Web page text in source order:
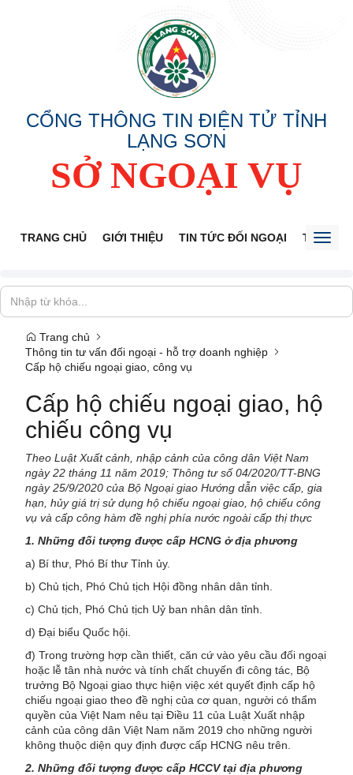
CỔNG THÔNG TIN ĐIỆN TỬ TỈNH
LẠNG SƠN
SỞ NGOẠI VỤ
TRANG CHỦ GIỚI THIỆU TIN TỨC ĐỐI NGOẠI THÔNG
Trang chủ
Thông tin tư vấn đối ngoại - hỗ trợ doanh nghiệp
Cấp hộ chiếu ngoại giao, công vụ
Cấp hộ chiếu ngoại giao, hộ
chiếu công vụ
Theo Luật Xuất cảnh, nhập cảnh của công dân Việt Nam
ngày 22 tháng 11 năm 2019; Thông tư số 04/2020/TT-BNG
ngày 25/9/2020 của Bộ Ngoại giao Hướng dẫn việc cấp, gia
hạn, hủy giá trị sử dụng hộ chiếu ngoại giao, hộ chiếu công
vụ và cấp công hàm đề nghị phía nước ngoài cấp thị thực
1. Những đối tượng được cấp HCNG ở địa phương
a) Bí thư, Phó Bí thư Tỉnh ủy.
b) Chủ tịch, Phó Chủ tịch Hội đồng nhân dân tỉnh.
c) Chủ tịch, Phó Chủ tịch Uỷ ban nhân dân tỉnh.
d) Đại biểu Quốc hội.
đ) Trong trường hợp cần thiết, căn cứ vào yêu cầu đối ngoại
hoặc lễ tân nhà nước và tính chất chuyến đi công tác, Bộ
trưởng Bộ Ngoại giao thực hiện việc xét quyết định cấp hộ
chiếu ngoại giao theo đề nghị của cơ quan, người có thẩm
quyền của Việt Nam nêu tại Điều 11 của Luật Xuất nhập
cảnh của công dân Việt Nam năm 2019 cho những người
không thuộc diện quy định được cấp HCNG nêu trên.
2. Những đối tượng được cấp HCCV tại địa phương